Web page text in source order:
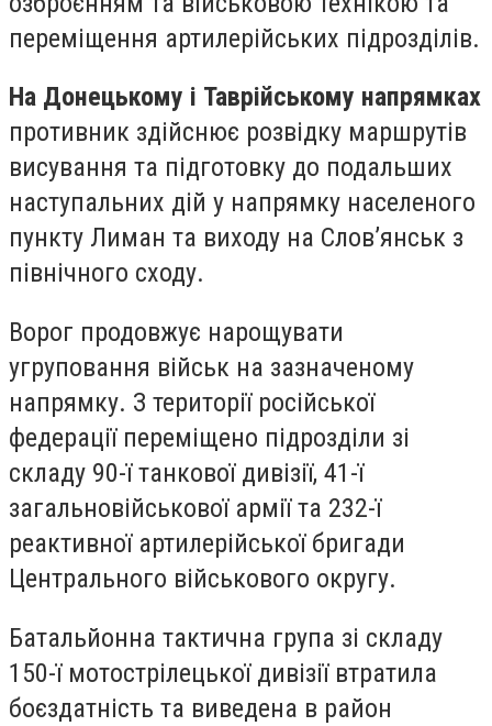
переміщення артилерійських підрозділів.
На Донецькому і Таврійському напрямках
противник здійснює розвідку маршрутів
висування та підготовку до подальших
наступальних дій у напрямку населеного
пункту Лиман та виходу на Слов’янськ з
північного сходу.
Ворог продовжує нарощувати
угруповання військ на зазначеному
напрямку. З території російської
федерації переміщено підрозділи зі
складу 90-ї танкової дивізії, 41-ї
загальновійськової армії та 232-ї
реактивної артилерійської бригади
Центрального військового округу.
Батальйонна тактична група зі складу
150-ї мотострілецької дивізії втратила
боєздатність та виведена в район